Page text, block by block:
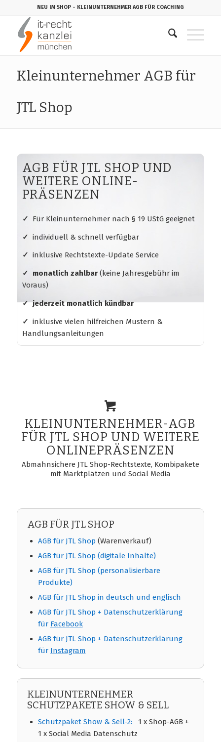
NEU IM SHOP - KLEINUNTERNEHMER AGB FÜR COACHING
Kleinunternehmer AGB für
JTL Shop
AGB FÜR JTL SHOP UND
WEITERE ONLINE-
PRÄSENZEN
✓ Für Kleinunternehmer nach § 19 UStG geeignet
✓ individuell & schnell verfügbar
✓ inklusive Rechtstexte-Update Service
✓ monatlich zahlbar (keine Jahresgebühr im
Voraus)
✓ jederzeit monatlich kündbar
✓ inklusive vielen hilfreichen Mustern &
Handlungsanleitungen
KLEINUNTERNEHMER-AGB
FÜR JTL SHOP UND WEITERE
ONLINEPRÄSENZEN
Abmahnsichere JTL Shop-Rechtstexte, Kombipakete
mit Marktplätzen und Social Media
AGB FÜR JTL SHOP
AGB für JTL Shop (Warenverkauf)
AGB für JTL Shop (digitale Inhalte)
AGB für JTL Shop (personalisierbare
Produkte)
AGB für JTL Shop in deutsch und englisch
AGB für JTL Shop + Datenschutzerklärung
für Facebook
AGB für JTL Shop + Datenschutzerklärung
für Instagram
KLEINUNTERNEHMER
SCHUTZPAKETE SHOW & SELL
Schutzpaket Show & Sell-2: 1 x Shop-AGB +
1 x Social Media Datenschutz